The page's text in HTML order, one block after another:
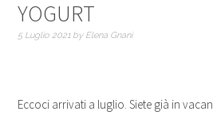
YOGURT
5 Luglio 2021by Elena Gnani
Eccoci arrivati a luglio. Siete già in